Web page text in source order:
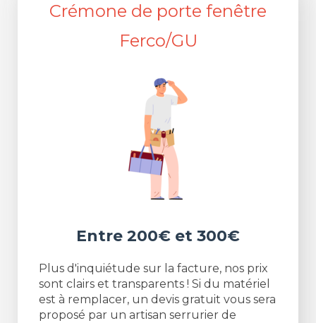
Crémone de porte fenêtre
Ferco/GU
Entre 200€ et 300€
Plus d'inquiétude sur la facture, nos prix
sont clairs et transparents ! Si du matériel
est à remplacer, un devis gratuit vous sera
proposé par un artisan serrurier de